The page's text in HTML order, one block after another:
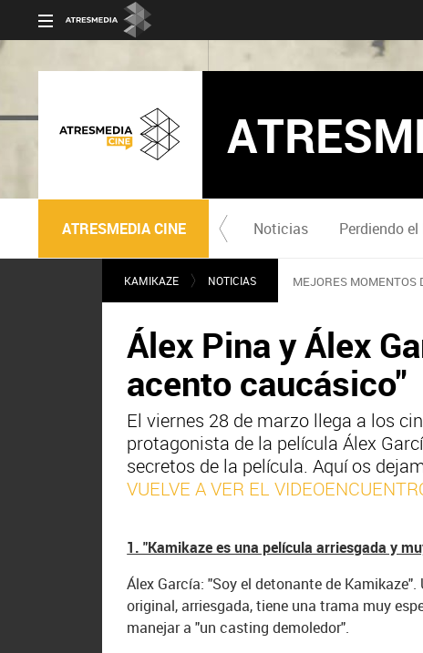
ATRESMEDIA CINE Noticias Perdiendo el
KAMIKAZE NOTICIAS MEJORES MOMENTOS
Álex Pina y Álex
acento caucásico"
El viernes 28 de marzo llega a los
protagonista de la película Álex
secretos de la película. Aquí os
VUELVE A VER EL
1. "Kamikaze es una película arriesgada y
Álex García: "Soy el detonante de
original, arriesgada, tiene una trama muy
manejar a "un casting demoledor".